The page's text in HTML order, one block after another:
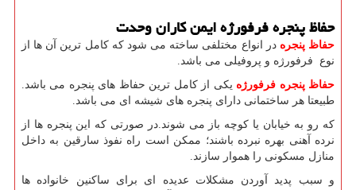
حفاظ پنجره فرفورژه ایمن کاران وحدت
حفاظ پنجره در انواع مختلفی ساخته می شود که کامل ترین آن ها از
نوع فرفورژه و پروفیلی می باشد.
حفاظ پنجره فرفورژه یکی از کامل ترین حفاظ های پنجره می باشد.
طبیعتا هر ساختمانی دارای پنجره های شیشه ای می باشد.
که رو به خیابان یا کوچه باز می شوند.در صورتی که این پنجره ها از
نرده آهنی بهره نبرده باشند؛ ممکن است راه نفوذ سارقین به داخل
منازل مسکونی را هموار سازند.
و سبب پدید آوردن مشکلات عدیده ای برای ساکنین خانواده ها